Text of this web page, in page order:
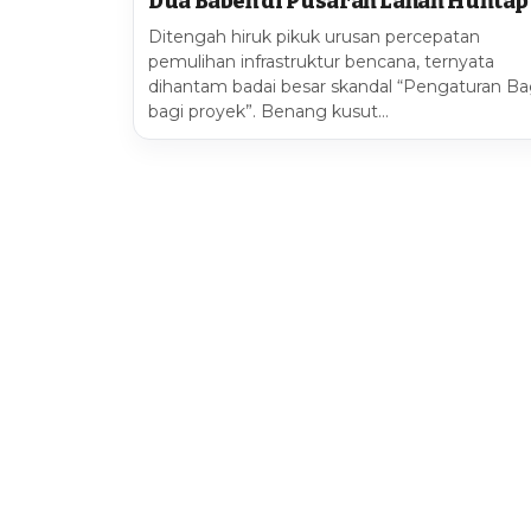
Ditengah hiruk pikuk urusan percepatan
pemulihan infrastruktur bencana, ternyata
dihantam badai besar skandal “Pengaturan
bagi proyek”. Benang kusut…